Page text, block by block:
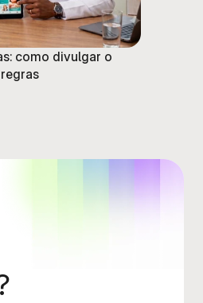
como divulgar o